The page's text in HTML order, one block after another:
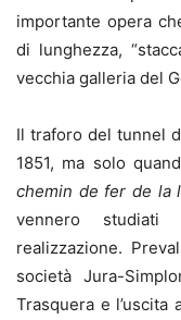
importante opera
di lunghezza,
vecchia galleria del
Il traforo del tunnel
1851, ma solo
chemin de fer de la
vennero
realizzazione.
società Jura-
Trasquera e